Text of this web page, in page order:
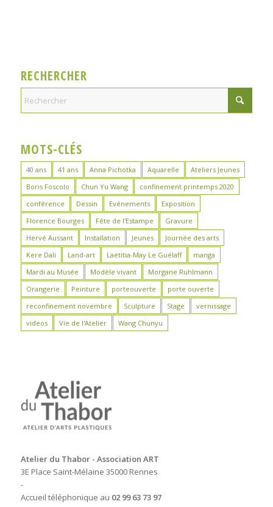
RECHERCHER
MOTS-CLÉS
40 ans 41 ans Anna Pichotka Aquarelle
Ateliers Jeunes
Boris Foscolo
Chun Yu Wang
confinement printemps 2020
conférence
Dessin Evénements
Exposition
Florence Bourges
Fête de l'Estampe
Gravure
Hervé Aussant
Installation Jeunes
Journée des arts
Kere Dali
Land-art Laëtitia-May Le Guélaff
manga
Mardi au Musée
Modèle vivant
Morgane Ruhlmann
Orangerie
Peinture porteouverte
porte ouverte
reconfinement novembre
Sculpture Stage
vernissage
videos
Vie de l'Atelier Wang Chunyu
Atelier du Thabor - Association ART
3E Place Saint-Mélaine 35000 Rennes
-
Accueil téléphonique au 02 99 63 73 97